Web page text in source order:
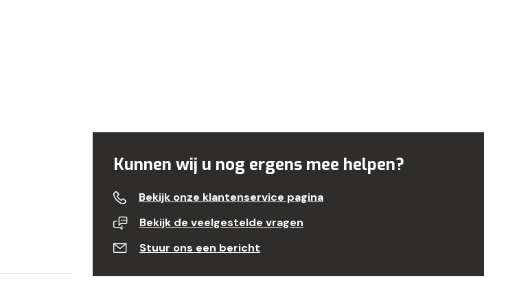
Kunnen wij u nog ergens mee helpen?
Bekijk onze klantenservice pagina
Bekijk de veelgestelde vragen
Stuur ons een bericht